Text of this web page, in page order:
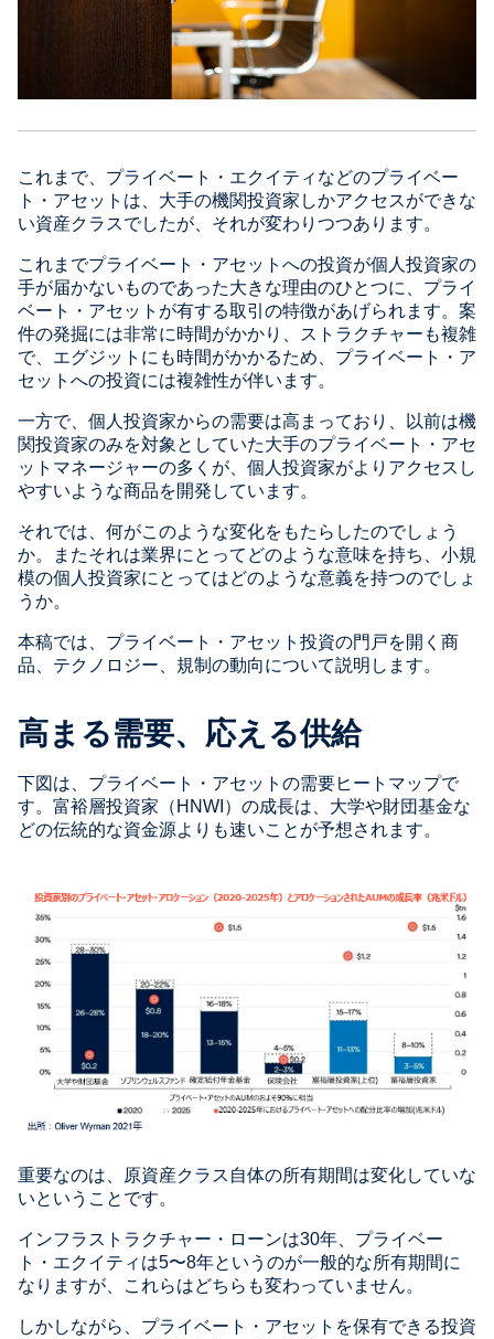
これまで、プライベート・エクイティなどのプライベー
ト・アセットは、大手の機関投資家しかアクセスができな
い資産クラスでしたが、それが変わりつつあります。
これまでプライベート・アセットへの投資が個人投資家の
手が届かないものであった大きな理由のひとつに、プライ
ベート・アセットが有する取引の特徴があげられます。案
件の発掘には非常に時間がかかり、ストラクチャーも複雑
で、エグジットにも時間がかかるため、プライベート・ア
セットへの投資には複雑性が伴います。
一方で、個人投資家からの需要は高まっており、以前は機
関投資家のみを対象としていた大手のプライベート・アセ
ットマネージャーの多くが、個人投資家がよりアクセスし
やすいような商品を開発しています。
それでは、何がこのような変化をもたらしたのでしょう
か。またそれは業界にとってどのような意味を持ち、小規
模の個人投資家にとってはどのような意義を持つのでしょ
うか。
本稿では、プライベート・アセット投資の門戸を開く商
品、テクノロジー、規制の動向について説明します。
高まる需要、応える供給
下図は、プライベート・アセットの需要ヒートマップで
す。富裕層投資家（HNWI）の成長は、大学や財団基金な
どの伝統的な資金源よりも速いことが予想されます。
重要なのは、原資産クラス自体の所有期間は変化していな
いということです。
インフラストラクチャー・ローンは30年、プライベー
ト・エクイティは5〜8年というのが一般的な所有期間に
なりますが、これらはどちらも変わっていません。
しかしながら、プライベート・アセットを保有できる投資